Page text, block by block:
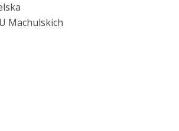
Machulskich